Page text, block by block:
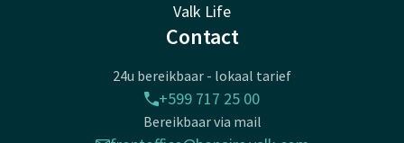
Valk Life
Contact
24u bereikbaar - lokaal tarief
+599 717 25 00
Bereikbaar via mail